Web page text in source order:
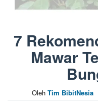
7
Mawar
Oleh Tim BibitNesia